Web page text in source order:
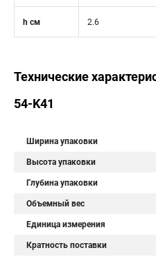
h см 2.6
Технические
54-K41
Ширина упаковки
Высота упаковки
Глубина упаковки
Объемный вес
Единица измерения
Кратность поставки